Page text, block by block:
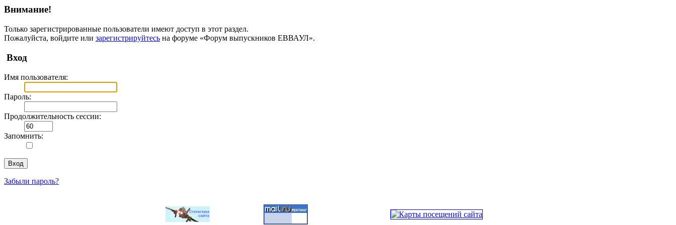
Внимание!
Только зарегистрированные пользователи имеют доступ в этот раздел.
Пожалуйста, войдите или зарегистрируйтесь на форуме «Форум выпускников ЕВВАУЛ».
Вход
Имя пользователя:
Пароль:
Продолжительность сессии:
Запомнить:
Забыли пароль?